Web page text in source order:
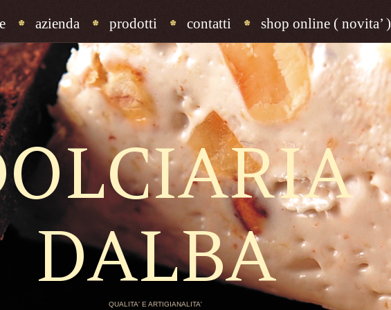
azienda prodotti contatti shop online ( novita’ )
DALBA
QUALITA' E ARTIGIANALITA'